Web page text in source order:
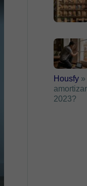
Housfy »
2023?